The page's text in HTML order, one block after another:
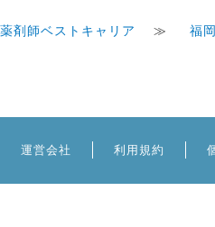
薬剤師ベストキャリア ≫ 福
運営会社 利用規約